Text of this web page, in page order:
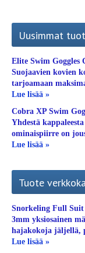
Uusimmat
Elite Swim Goggles
Suojaavien kovien
tarjoamaan
Lue lisää »
Cobra XP Swim
Yhdestä
ominaispiirre on
Lue lisää »
Tuote
Snorkeling Full
3mm yksiosainen
hajakokoja jäljellä,
Lue lisää »